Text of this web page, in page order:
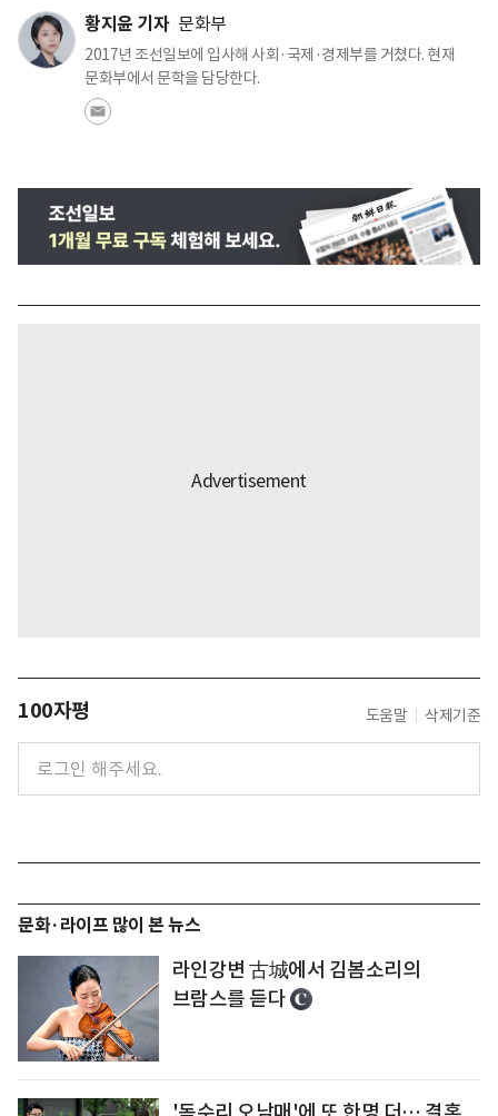
황지윤 기자 문화부
2017년 조선일보에 입사해 사회·국제·경제부를 거쳤다. 현재
문화부에서 문학을 담당한다.
100자평 도움말 삭제기준
문화·라이프 많이 본 뉴스
라인강변 古城에서 김봄소리의
브람스를 듣다